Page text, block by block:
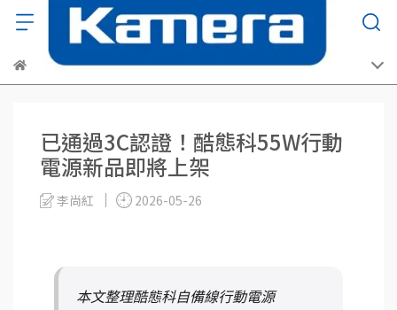
已通過3C認證！酷態科55W行動
電源新品即將上架
李尚紅 2026-05-26
本文整理酷態科自備線行動電源